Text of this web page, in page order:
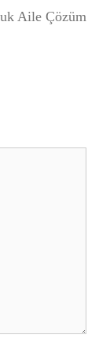
Aile Çözüm